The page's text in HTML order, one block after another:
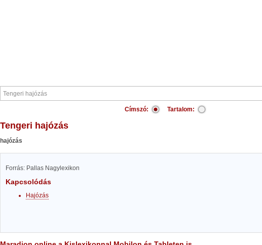
Címszó: Tartalom:
Tengeri hajózás
hajózás
Forrás: Pallas Nagylexikon
Kapcsolódás
Hajózás